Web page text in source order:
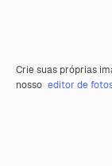
Crie suas próprias
nosso editor de